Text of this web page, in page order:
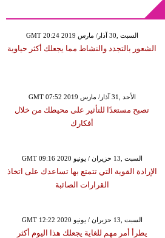
GMT 20:24 2019 السبت ,30 آذار/ مارس
الشعور بالتجدد والنشاط مما يجعلك أكثر حياوية
GMT 07:52 2019 الأحد ,31 آذار/ مارس
تصبح مستعدًا للتأثير على محيطك من خلال
أفكارك
GMT 09:16 2020 السبت ,13 حزيران / يونيو
الإرادة القوية التي تتمتع بها تساعدك على اتخاذ
القرارات الصائبة
GMT 12:22 2020 السبت ,13 حزيران / يونيو
يطرأ أمر مهم للغاية يجعلك هذا اليوم أكثر